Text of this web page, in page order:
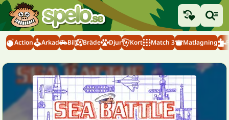
Action Arkad Bil Bräde Djur Kort Match 3 Matlagning